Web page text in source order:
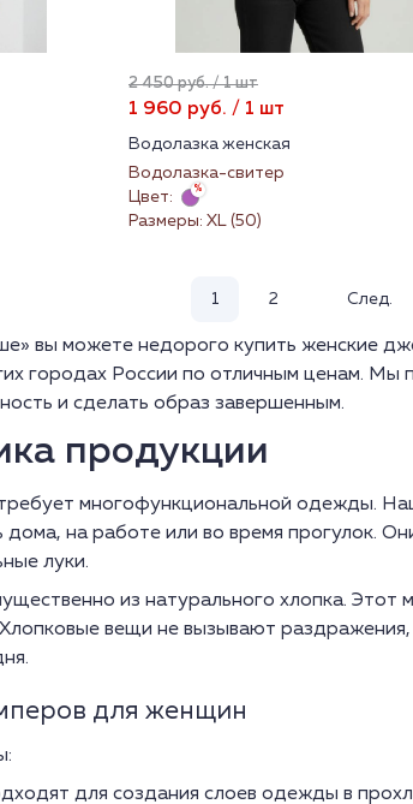
2 450 руб. / 1 шт
1 960 руб. / 1 шт
Водолазка женская
Водолазка-свитер
Цвет:
Размеры: XL (50)
1 2 След.
вы можете недорого купить женские
городах России по отличным ценам. Мы
и сделать образ завершенным.
продукции
многофункциональной одежды.
дома, на работе или во время прогулок.
луки.
из натурального хлопка. Этот
вещи не вызывают
для женщин
для создания слоев одежды в